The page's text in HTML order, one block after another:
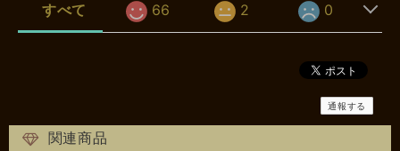
すべて 66 2 0
通報する
関連商品